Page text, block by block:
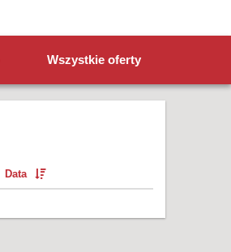
Wszystkie oferty
Data